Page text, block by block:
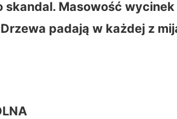
skandal. Masowość
padają w każdej z